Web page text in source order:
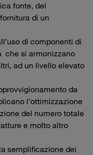
fonte, del
di un
di componenti di
che si armonizzano
ad un livello elevato
da
l’ottimizzazione
del numero totale
e molto altro
semplificazione dei